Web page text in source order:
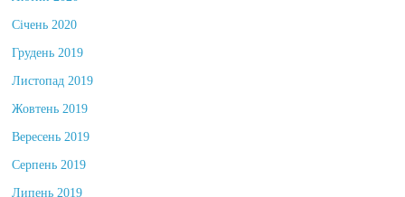
Січень 2020
Грудень 2019
Листопад 2019
Жовтень 2019
Вересень 2019
Серпень 2019
Липень 2019